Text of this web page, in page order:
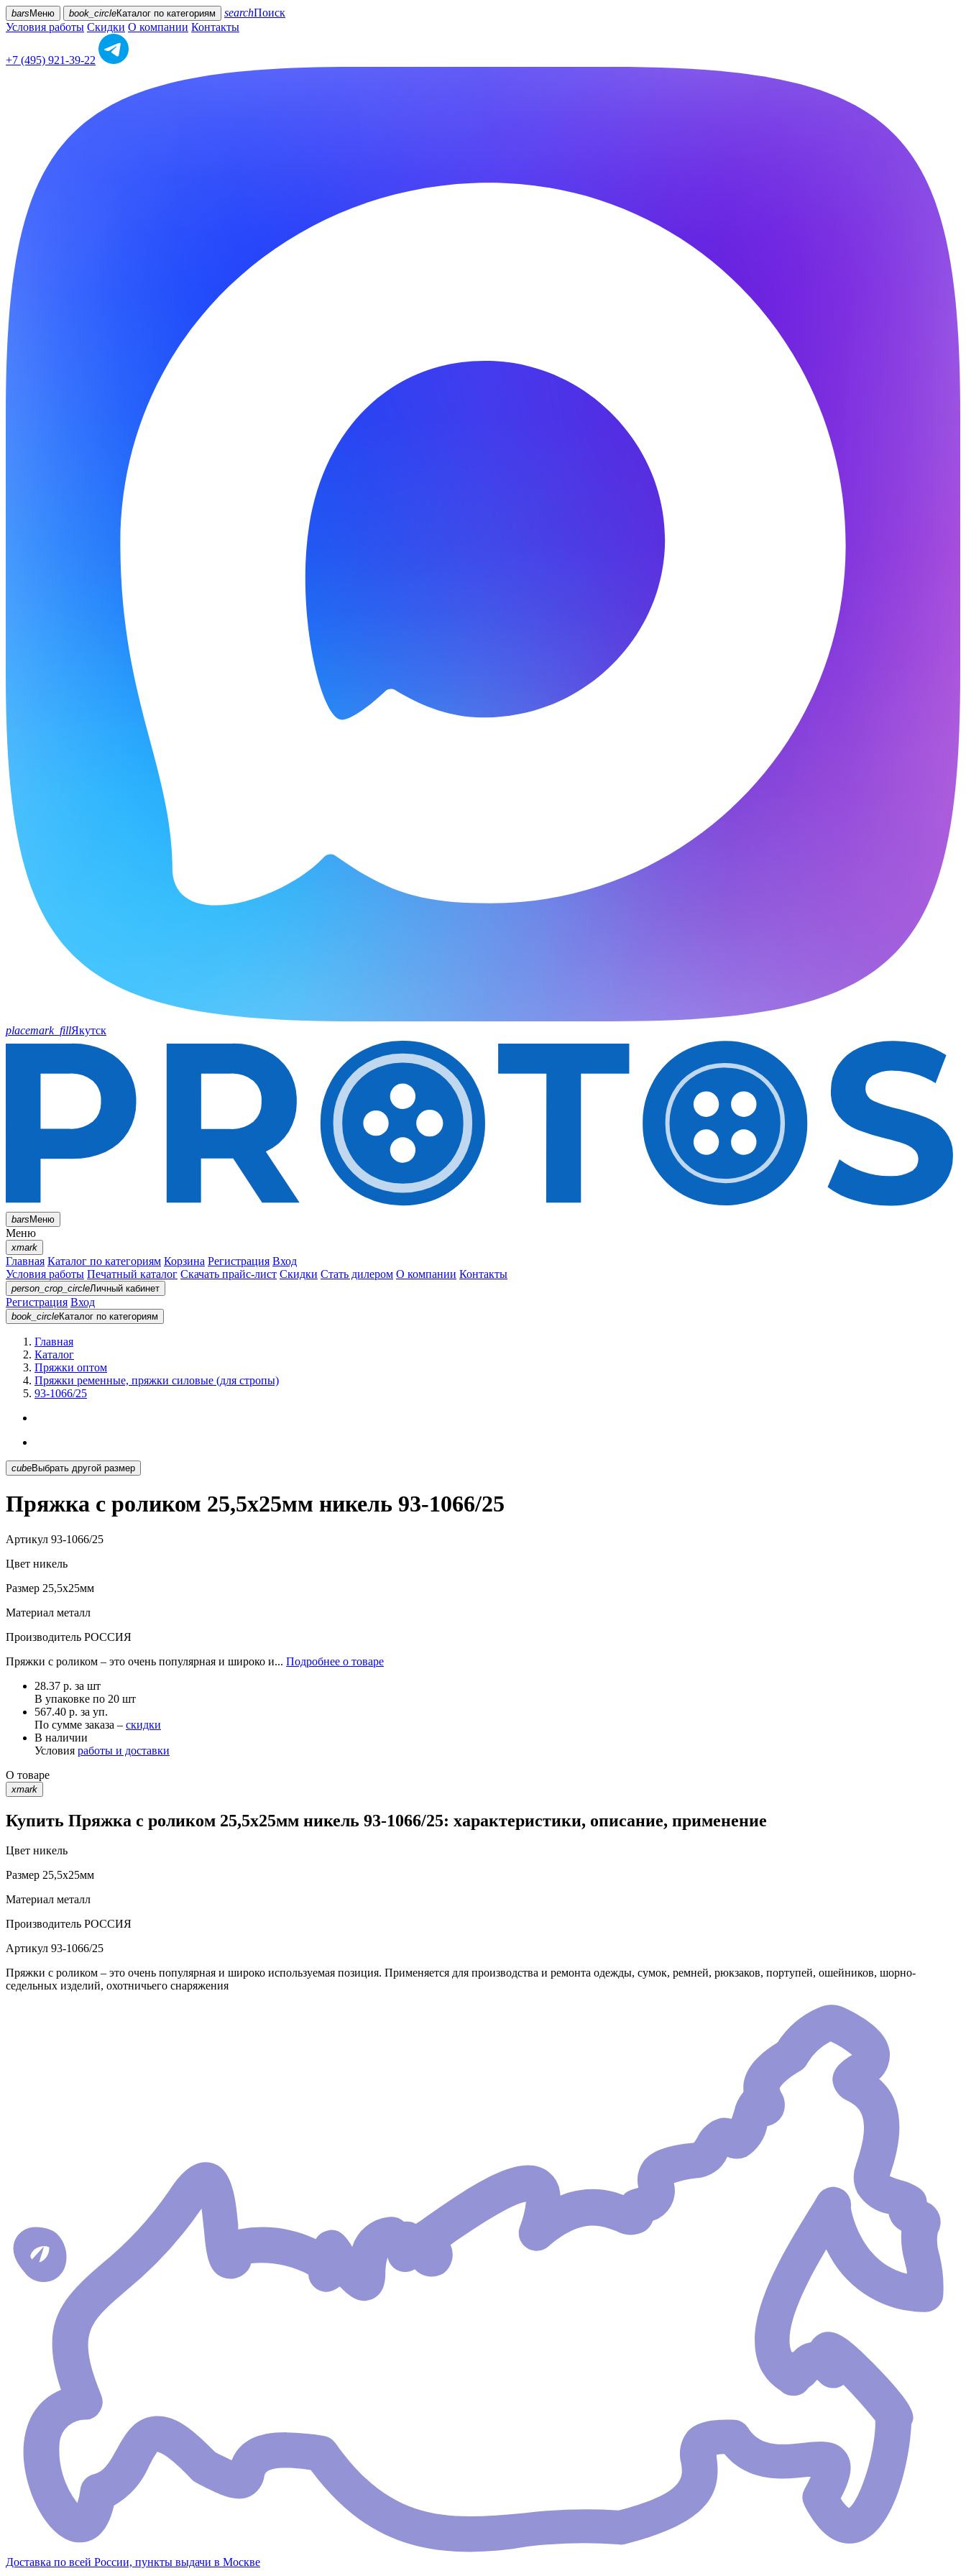
bars Меню book_circleКаталог по категориям searchПоиск
Условия работы Скидки О компании Контакты
+7 (495) 921-39-22
placemark_fillЯкутск
barsМеню
Меню
xmark
Главная Каталог по категориям Корзина Регистрация Вход
Условия работы Печатный каталог Скачать прайс-лист Скидки Стать дилером О компании Контакты
person_crop_circleЛичный кабинет
Регистрация Вход
book_circleКаталог по категориям
Главная
Каталог
Пряжки оптом
Пряжки ременные, пряжки силовые (для стропы)
93-1066/25
cubeВыбрать другой размер
Пряжка с роликом 25,5х25мм никель 93-1066/25
Артикул 93-1066/25
Цвет никель
Размер 25,5х25мм
Материал металл
Производитель РОССИЯ
Пряжки с роликом – это очень популярная и широко и... Подробнее о товаре
28.37 р. за шт
В упаковке по 20 шт
567.40 р. за уп.
По сумме заказа – скидки
В наличии
Условия работы и доставки
О товаре
xmark
Купить Пряжка с роликом 25,5х25мм никель 93-1066/25: характеристики, описание, применение
Цвет никель
Размер 25,5х25мм
Материал металл
Производитель РОССИЯ
Артикул 93-1066/25
Пряжки с роликом – это очень популярная и широко используемая позиция. Применяется для производства и ремонта одежды, сумок, ремней, рюкзаков, портупей, ошейников, шорно-
седельных изделий, охотничьего снаряжения
Доставка по всей России, пункты выдачи в Москве